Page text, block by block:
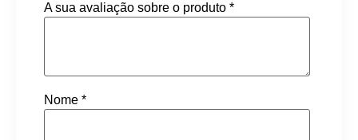
A sua avaliação sobre o produto *
Nome *